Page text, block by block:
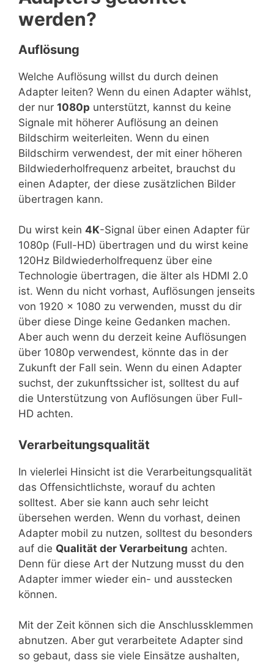
werden?
Auflösung
Welche Auflösung willst du durch deinen
Adapter leiten? Wenn du einen Adapter wählst,
der nur 1080p unterstützt, kannst du keine
Signale mit höherer Auflösung an deinen
Bildschirm weiterleiten. Wenn du einen
Bildschirm verwendest, der mit einer höheren
Bildwiederholfrequenz arbeitet, brauchst du
einen Adapter, der diese zusätzlichen Bilder
übertragen kann.
Du wirst kein 4K-Signal über einen Adapter für
1080p (Full-HD) übertragen und du wirst keine
120Hz Bildwiederholfrequenz über eine
Technologie übertragen, die älter als HDMI 2.0
ist. Wenn du nicht vorhast, Auflösungen jenseits
von 1920 x 1080 zu verwenden, musst du dir
über diese Dinge keine Gedanken machen.
Aber auch wenn du derzeit keine Auflösungen
über 1080p verwendest, könnte das in der
Zukunft der Fall sein. Wenn du einen Adapter
suchst, der zukunftssicher ist, solltest du auf
die Unterstützung von Auflösungen über Full-
HD achten.
Verarbeitungsqualität
In vielerlei Hinsicht ist die Verarbeitungsqualität
das Offensichtlichste, worauf du achten
solltest. Aber sie kann auch sehr leicht
übersehen werden. Wenn du vorhast, deinen
Adapter mobil zu nutzen, solltest du besonders
auf die Qualität der Verarbeitung achten.
Denn für diese Art der Nutzung musst du den
Adapter immer wieder ein- und ausstecken
können.
Mit der Zeit können sich die Anschlussklemmen
abnutzen. Aber gut verarbeitete Adapter sind
so gebaut, dass sie viele Einsätze aushalten,